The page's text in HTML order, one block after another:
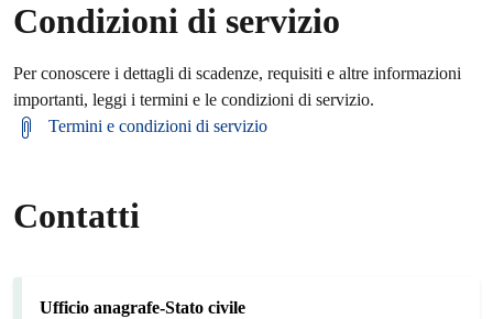
Condizioni di servizio
Per conoscere i dettagli di scadenze, requisiti e altre informazioni
importanti, leggi i termini e le condizioni di servizio.
Termini e condizioni di servizio
Contatti
Ufficio anagrafe-Stato civile